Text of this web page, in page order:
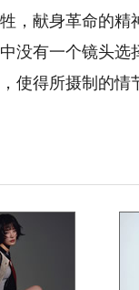
，献身革命的
没有一个镜头
使得所摄制的情